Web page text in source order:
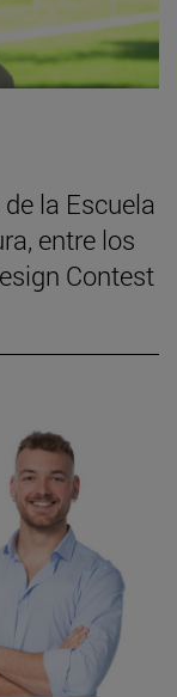
la Escuela
entre los
Contest